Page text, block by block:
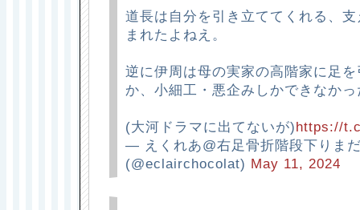
道長は自分を引き立ててくれる、
まれたよねえ。
逆に伊周は母の実家の高階家に足
か、小細工・悪企みしかできなか
(大河ドラマに出てないが)https://
— えくれあ@右足骨折階段下りま
(@eclairchocolat) May 11, 2024